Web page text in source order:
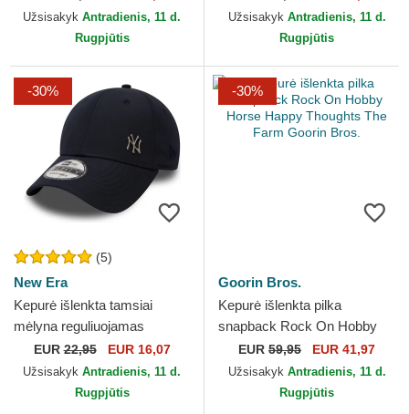
Yankees MLB New Era
Užsisakyk Antradienis, 11 d.
Rugpjūtis
Angeles Lakers NBA New
Užsisakyk Antradienis, 11 d.
Rugpjūtis
-30%
(5)
New Era
Kepurė išlenkta tamsiai
mėlyna reguliuojamas
9FORTY Flawless New York
Yankees MLB New Era
EUR22,95 EUR 16,07
Užsisakyk Antradienis, 11 d.
Rugpjūtis
-30%
Goorin Bros.
Kepurė išlenkta pilka
snapback Rock On Hobby
Horse Happy Thoughts The
Farm Goorin Bros.
EUR 59,95 EUR 41,97
Užsisakyk Antradienis, 11 d.
Rugpjūtis